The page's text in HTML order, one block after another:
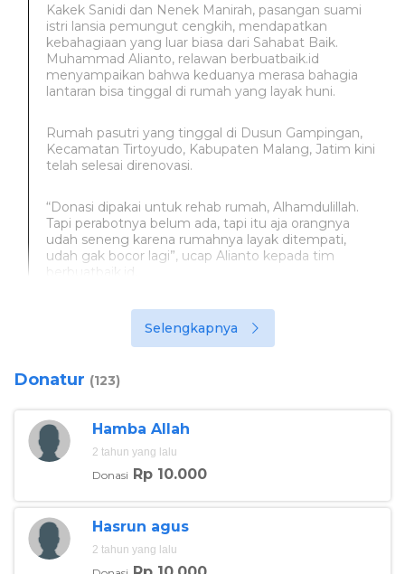
Kakek Sanidi dan Nenek Manirah, pasangan suami
istri lansia pemungut cengkih, mendapatkan
kebahagiaan yang luar biasa dari Sahabat Baik.
Muhammad Alianto, relawan berbuatbaik.id
menyampaikan bahwa keduanya merasa bahagia
lantaran bisa tinggal di rumah yang layak huni.
Rumah pasutri yang tinggal di Dusun Gampingan,
Kecamatan Tirtoyudo, Kabupaten Malang, Jatim kini
telah selesai direnovasi.
“Donasi dipakai untuk rehab rumah, Alhamdulillah.
Tapi perabotnya belum ada, tapi itu aja orangnya
udah seneng karena rumahnya layak ditempati,
udah gak bocor lagi”, ucap Alianto kepada tim
berbuatbaik.id.
Selengkapnya
Donatur (123)
Hamba Allah
2 tahun yang lalu
Donasi Rp 10.000
Hasrun agus
2 tahun yang lalu